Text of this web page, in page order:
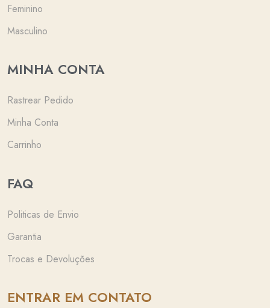
Feminino
Masculino
MINHA CONTA
Rastrear Pedido
Minha Conta
Carrinho
FAQ
Politicas de Envio
Garantia
Trocas e Devoluções
ENTRAR EM CONTATO